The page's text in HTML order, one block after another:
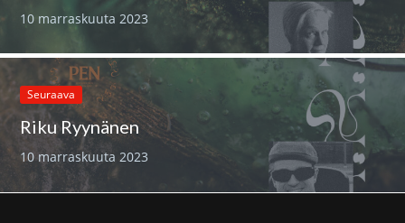
10 marraskuuta 2023
Seuraava
Riku Ryynänen
10 marraskuuta 2023